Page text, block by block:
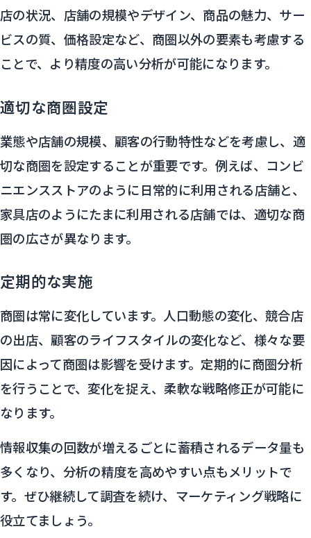
店の状況、店舗の規模やデザイン、商品の魅力、サー
ビスの質、価格設定など、商圏以外の要素も考慮する
ことで、より精度の高い分析が可能になります。
適切な商圏設定
業態や店舗の規模、顧客の行動特性などを考慮し、適
切な商圏を設定することが重要です。例えば、コンビ
ニエンスストアのように日常的に利用される店舗と、
家具店のようにたまに利用される店舗では、適切な商
圏の広さが異なります。
定期的な実施
商圏は常に変化しています。人口動態の変化、競合店
の出店、顧客のライフスタイルの変化など、様々な要
因によって商圏は影響を受けます。定期的に商圏分析
を行うことで、変化を捉え、柔軟な戦略修正が可能に
なります。
情報収集の回数が増えるごとに蓄積されるデータ量も
多くなり、分析の精度を高めやすい点もメリットで
す。ぜひ継続して調査を続け、マーケティング戦略に
役立てましょう。